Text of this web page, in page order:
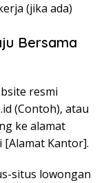
(jika ada)
Bersama
resmi
(Contoh), atau
ke alamat
[Alamat Kantor].
situs lowongan